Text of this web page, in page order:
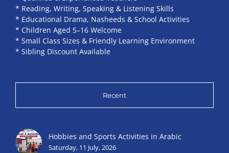
* Reading, Writing, Speaking & Listening Skills
* Educational Drama, Nasheeds & School Activities
* Children Aged 5–16 Welcome
* Small Class Sizes & Friendly Learning Environment
* Sibling Discount Available
Recent
Hobbies and Sports Activities in Arabic
Saturday, 11 July, 2026